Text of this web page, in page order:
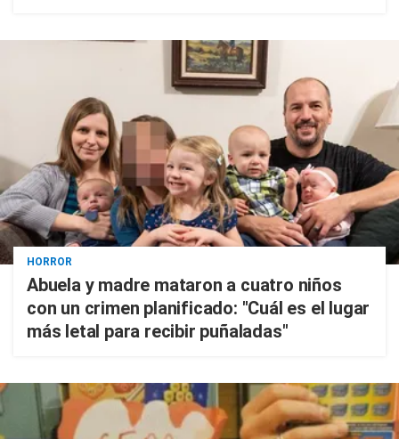
HORROR
Abuela y madre mataron a cuatro niños
con un crimen planificado: "Cuál es el lugar
más letal para recibir puñaladas"